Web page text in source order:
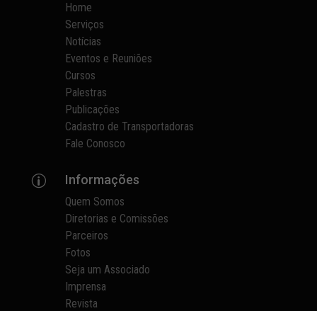
Home
Serviços
Notícias
Eventos e Reuniões
Cursos
Palestras
Publicações
Cadastro de Transportadoras
Fale Conosco
p Informações
Quem Somos
Diretorias e Comissões
Parceiros
Fotos
Seja um Associado
Imprensa
Revista